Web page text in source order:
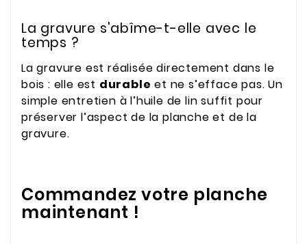
La gravure s'abîme-t-elle avec le
temps ?
La gravure est réalisée directement dans le
bois : elle est durable et ne s’efface pas. Un
simple entretien à l’huile de lin suffit pour
préserver l’aspect de la planche et de la
gravure.
Commandez votre planche
maintenant !